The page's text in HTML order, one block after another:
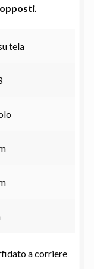
tela
a corriere